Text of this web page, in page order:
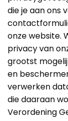
die je aan ons
onze website.
privacy van
grootst
en
verwerken
die daaraan
Verordening